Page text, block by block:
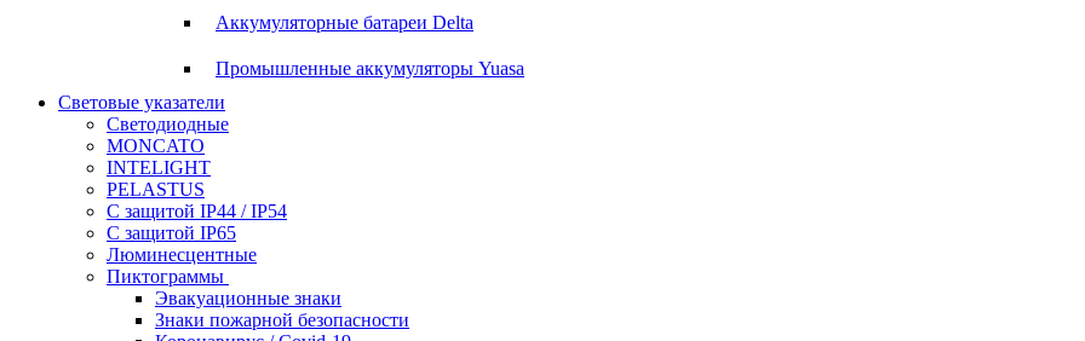
Аккумуляторные батареи Delta
Промышленные аккумуляторы Yuasa
Световые указатели
Светодиодные
MONCATO
INTELIGHT
PELASTUS
С защитой IP44 / IP54
С защитой IP65
Люминесцентные
Пиктограммы
Эвакуационные знаки
Знаки пожарной безопасности